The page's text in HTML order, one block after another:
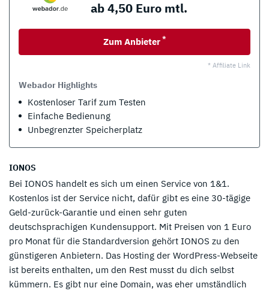
ab 4,50 Euro mtl.
Zum Anbieter *
* Affiliate Link
Webador Highlights
Kostenloser Tarif zum Testen
Einfache Bedienung
Unbegrenzter Speicherplatz
IONOS
Bei IONOS handelt es sich um einen Service von 1&1.
Kostenlos ist der Service nicht, dafür gibt es eine 30-tägige
Geld-zurück-Garantie und einen sehr guten
deutschsprachigen Kundensupport. Mit Preisen von 1 Euro
pro Monat für die Standardversion gehört IONOS zu den
günstigeren Anbietern. Das Hosting der WordPress-Webseite
ist bereits enthalten, um den Rest musst du dich selbst
kümmern. Es gibt nur eine Domain, was eher umständlich